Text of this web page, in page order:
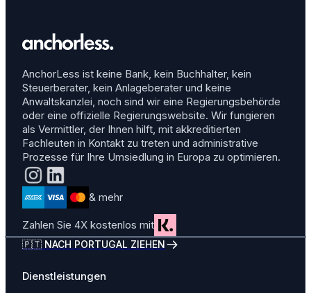
AnchorLess ist keine Bank, kein Buchhalter, kein
Steuerberater, kein Anlageberater und keine
Anwaltskanzlei, noch sind wir eine Regierungsbehörde
oder eine offizielle Regierungswebsite. Wir fungieren
als Vermittler, der Ihnen hilft, mit akkreditierten
Fachleuten in Kontakt zu treten und administrative
Prozesse für Ihre Umsiedlung in Europa zu optimieren.
& mehr
Zahlen Sie 4X kostenlos mit
🇵🇹 NACH PORTUGAL ZIEHEN
Dienstleistungen